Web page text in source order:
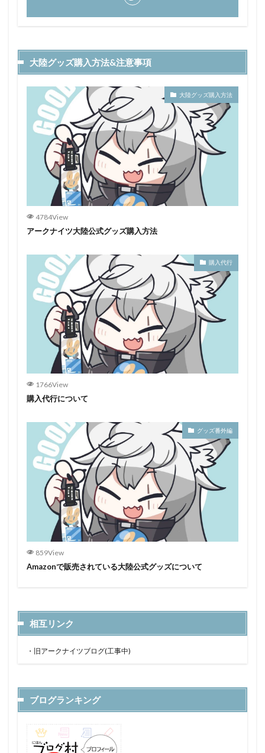
大陸グッズ購入方法&注意事項
大陸グッズ購入方法
4784View
アークナイツ大陸公式グッズ購入方法
購入代行
1766View
購入代行について
グッズ番外編
859View
Amazonで販売されている大陸公式グッズについて
相互リンク
・ 旧アークナイツブログ(工事中)
ブログランキング